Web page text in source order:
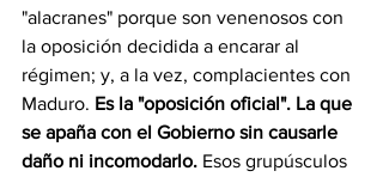
"alacranes" porque son venenosos con
la oposición decidida a encarar al
régimen; y, a la vez, complacientes con
Maduro. Es la "oposición oficial". La que
se apaña con el Gobierno sin causarle
daño ni incomodarlo. Esos grupúsculos